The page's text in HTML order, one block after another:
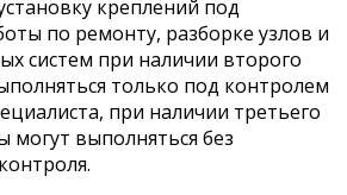
креплений под
по ремонту, разборке узлов и
систем при наличии второго
только под контролем
при наличии третьего
могут выполняться без